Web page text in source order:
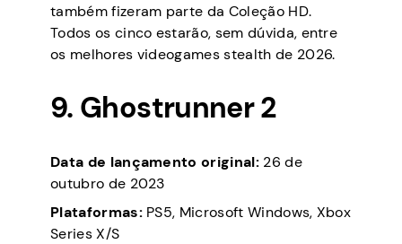
também fizeram parte da Coleção HD.
Todos os cinco estarão, sem dúvida, entre
os melhores videogames stealth de 2026.
9. Ghostrunner 2
Data de lançamento original:26 de
outubro de 2023
Plataformas:PS5, Microsoft Windows, Xbox
Series X/S